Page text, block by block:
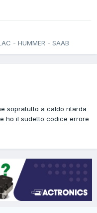
- HUMMER - SAAB
sopratutto a caldo ritarda
ho il sudetto codice errore